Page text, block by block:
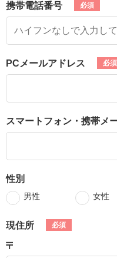
携帯電話番号
PCメールアドレス
スマートフォン・携帯メ
性別
男性 女性
現住所